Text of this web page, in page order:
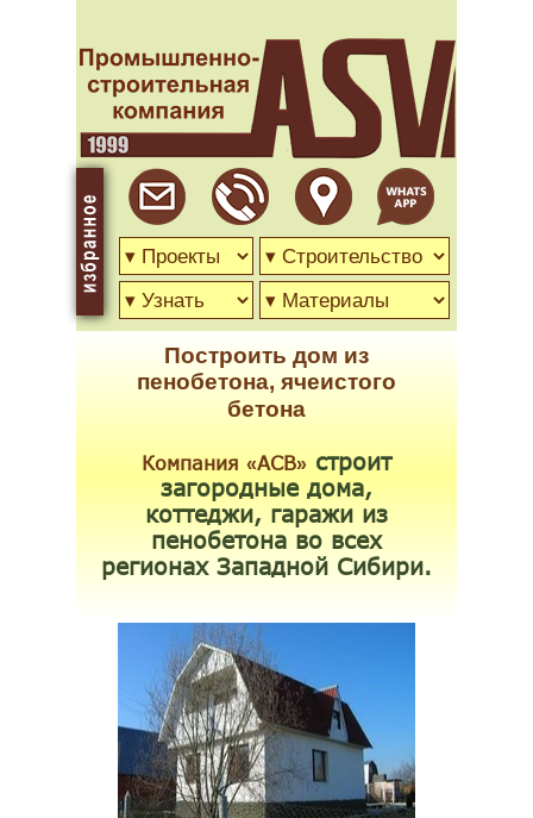
Построить дом из
пенобетона, ячеистого
бетона
Компания «АСВ» строит
загородные дома,
коттеджи, гаражи из
пенобетона во всех
регионах Западной Сибири.